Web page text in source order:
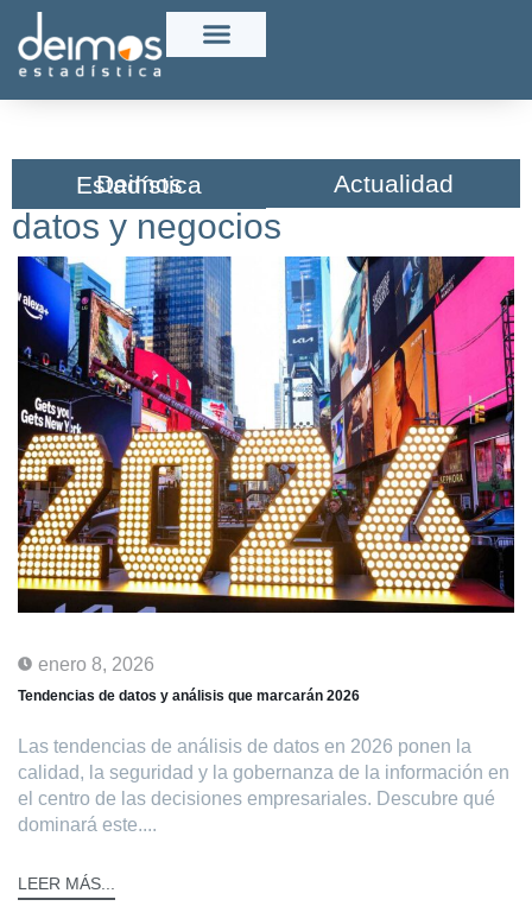
Deimos Estadística​ Actualidad
datos y negocios
enero 8, 2026
Tendencias de datos y análisis que marcarán 2026
Las tendencias de análisis de datos en 2026 ponen la
calidad, la seguridad y la gobernanza de la información en
el centro de las decisiones empresariales. Descubre qué
dominará este....
LEER MÁS...